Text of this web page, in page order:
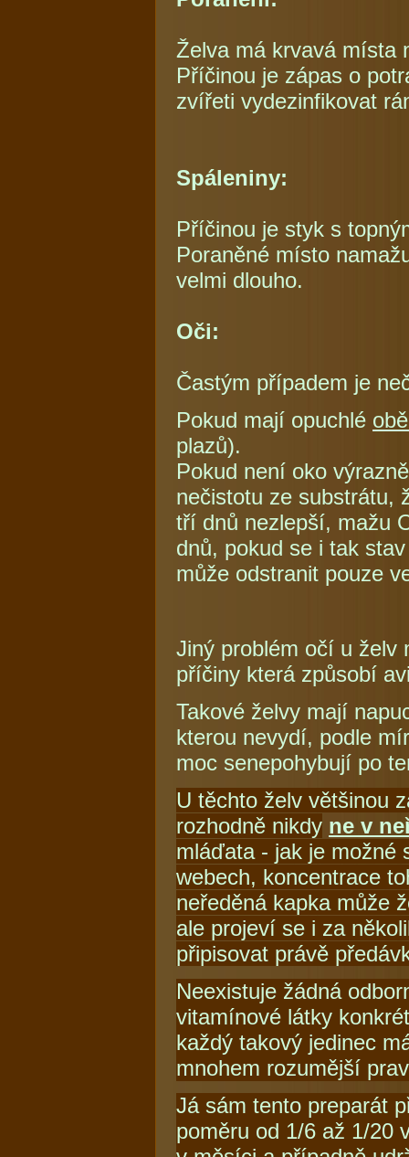
Želva má krvavá místa
Příčinou je zápas o
zvířeti vydezinfikovat
Spáleniny:
Příčinou je styk s
Poraněné místo
velmi dlouho.
Oči:
Častým případem je
Pokud mají opuchlé
plazů).
Pokud není oko
nečistotu ze substrátu,
tří dnů nezlepší, mažu
dnů, pokud se i tak
může odstranit pouze
Jiný problém očí u želv
příčiny která způsobí
Takové želvy mají
kterou nevydí, podle
moc senepohybují po
U těchto želv většinou
rozhodně nikdy ne v
mláďata - jak je možné
webech, koncentrace
neředěná kapka může
ale projeví se i za
připisovat právě
Neexistuje žádná
vitamínové látky
každý takový jedinec
mnohem rozumější
Já sám tento preparát
poměru od 1/6 až 1/20